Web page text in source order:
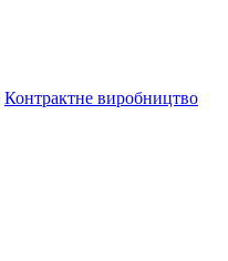
Контрактне виробництво